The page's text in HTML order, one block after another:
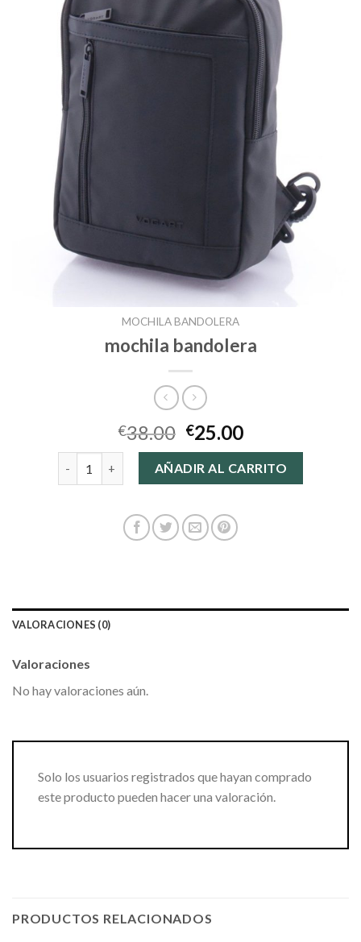
MOCHILA BANDOLERA
mochila bandolera
€38.00 €25.00
mochila bandolera cantidadAÑADIR AL CARRITO
VALORACIONES (0)
Valoraciones
No hay valoraciones aún.
Solo los usuarios registrados que hayan comprado
este producto pueden hacer una valoración.
PRODUCTOS RELACIONADOS